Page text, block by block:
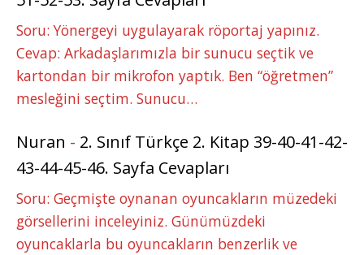
Soru: Yönergeyi uygulayarak röportaj yapınız.
Cevap: Arkadaşlarımızla bir sunucu seçtik ve
kartondan bir mikrofon yaptık. Ben “öğretmen”
mesleğini seçtim. Sunucu…
Nuran - 2. Sınıf Türkçe 2. Kitap 39-40-41-42-
43-44-45-46. Sayfa Cevapları
Soru: Geçmişte oynanan oyuncakların müzedeki
görsellerini inceleyiniz. Günümüzdeki
oyuncaklarla bu oyuncakların benzerlik ve